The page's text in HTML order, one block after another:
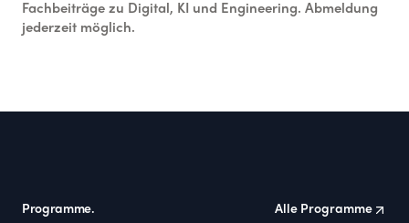
Fachbeiträge zu Digital, KI und Engineering. Abmeldung
jederzeit möglich.
Programme. Alle Programme